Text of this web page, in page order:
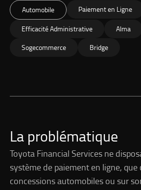
Automobile Paiement en Ligne
Efficacité Administrative
Alma
Sogecommerce
Bridge
La problématique
Toyota Financial Services ne
système de paiement en ligne, que
concessions automobiles ou sur